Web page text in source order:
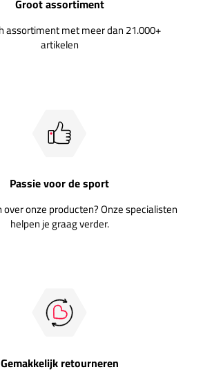
Groot assortiment
assortiment met meer dan 21.000+
artikelen
Passie voor de sport
over onze producten? Onze specialisten
helpen je graag verder.
Gemakkelijk retourneren